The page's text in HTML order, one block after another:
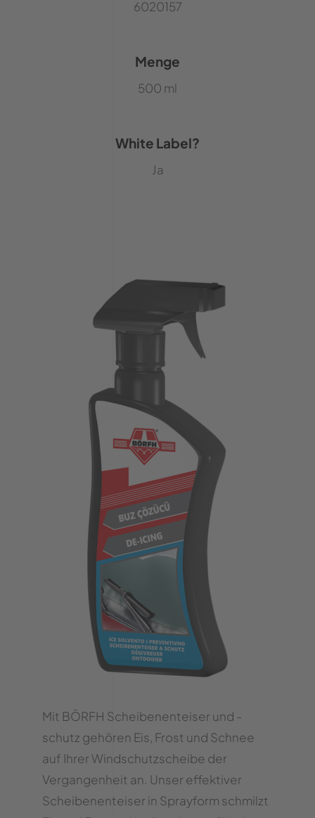
6020157
Menge
500 ml
White Label?
Ja
Mit BÖRFH Scheibenenteiser und -
schutz gehören Eis, Frost und Schnee
auf Ihrer Windschutzscheibe der
Vergangenheit an. Unser effektiver
Scheibenenteiser in Sprayform schmilzt